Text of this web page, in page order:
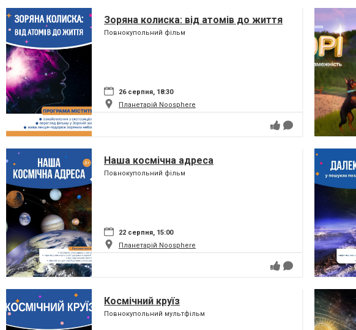
Зоряна колиска: від атомів до життя
Повнокупольний фільм
26 серпня, 18:30
Планетарій Noosphere
Наша космічна адреса
Повнокупольний фільм
22 серпня, 15:00
Планетарій Noosphere
Космічний круїз
Повнокупольний мультфільм